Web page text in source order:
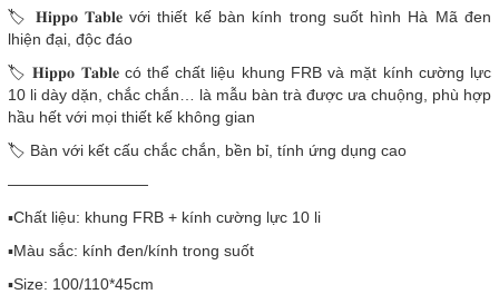
🏷️ 𝐇𝐢𝐩𝐩𝐨 𝐓𝐚𝐛𝐥𝐞 với thiết kế bàn kính trong suốt hình Hà Mã đen
lhiện đại, độc đáo
🏷 𝐇𝐢𝐩𝐩𝐨 𝐓𝐚𝐛𝐥𝐞 có thể chất liệu khung FRB và mặt kính cường lực
10 li dày dặn, chắc chắn… là mẫu bàn trà được ưa chuộng, phù hợp
hầu hết với mọi thiết kế không gian
🏷 Bàn với kết cấu chắc chắn, bền bỉ, tính ứng dụng cao
—————————
▪️Chất liệu: khung FRB + kính cường lực 10 li
▪️Màu sắc: kính đen/kính trong suốt
▪️Size: 100/110*45cm